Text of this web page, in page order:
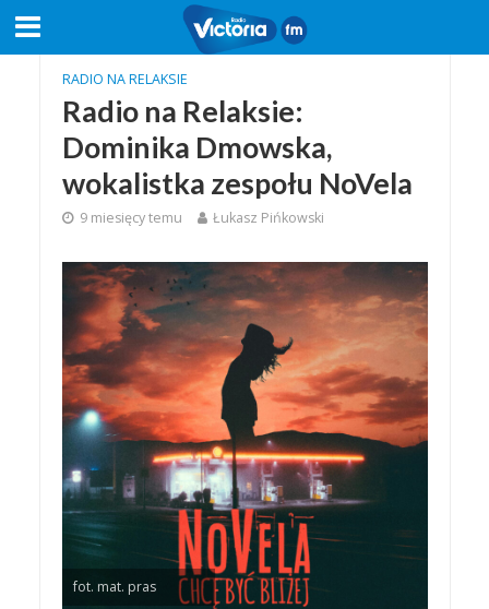
RADIO NA RELAKSIE
Radio na Relaksie:
Dominika Dmowska,
wokalistka zespołu NoVela
9 miesięcy temu Łukasz Pińkowski
fot. mat. pras